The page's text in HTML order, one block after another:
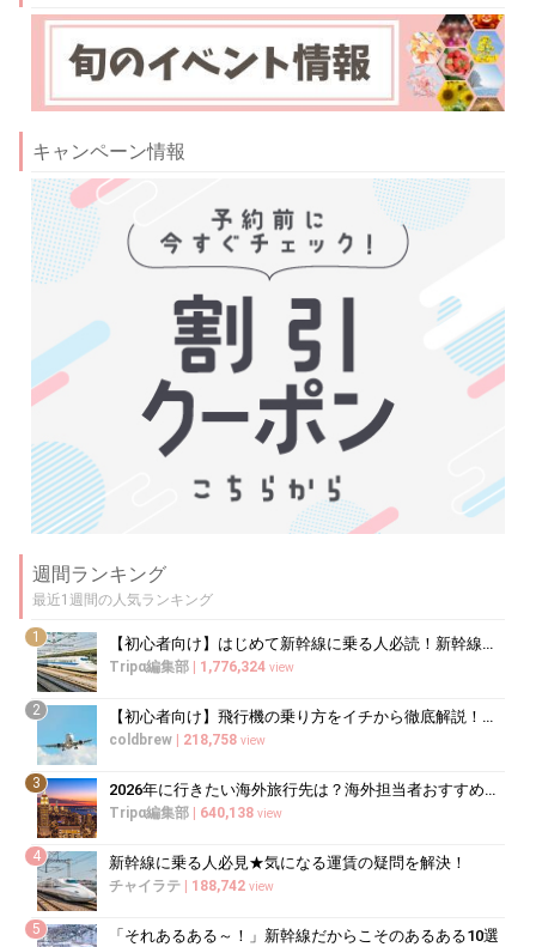
キャンペーン情報
週間ランキング
最近1週間の人気ランキング
1 【初心者向け】はじめて新幹線に乗る人必読！新幹線の乗り方をイチから徹底解説
Tripα編集部 1,776,324 view
2 【初心者向け】飛行機の乗り方をイチから徹底解説！（国内線・国際線）
coldbrew 218,758 view
3 2026年に行きたい海外旅行先は？海外担当者おすすめランキング
Tripα編集部 640,138 view
4 新幹線に乗る人必見★気になる運賃の疑問を解決！
チャイラテ 188,742 view
5 「それあるある～！」新幹線だからこそのあるある10選